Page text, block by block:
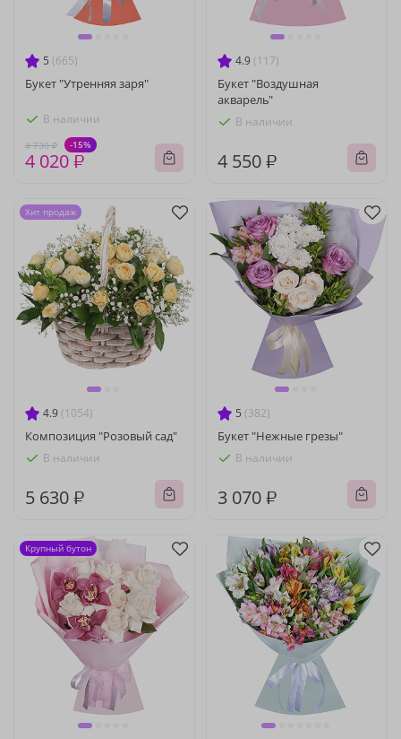
5 (665)
Букет "Утренняя заря"
В наличии
4 730 ₽ -15%
4 020 ₽
4.9 (117)
Букет "Воздушная
акварель"
В наличии
4 550 ₽
4.9 (1054)
Композиция "Розовый сад"
В наличии
5 630 ₽
Хит продаж
5 (382)
Букет "Нежные грезы"
В наличии
3 070 ₽
Крупный бутон